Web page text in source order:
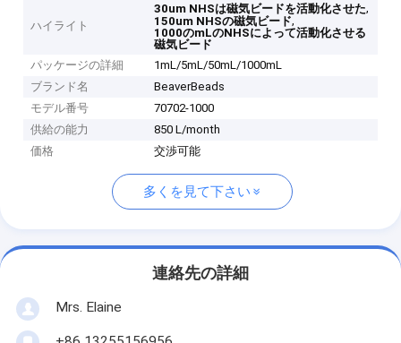
ハイライト
30um NHSは磁気ビードを活動化させた,
150um NHSの磁気ビード,
1000のmLのNHSによって活動化させる
磁気ビード
パッケージの詳細
1mL/5mL/50mL/1000mL
ブランド名
BeaverBeads
モデル番号
70702-1000
供給の能力
850 L/month
価格
交渉可能
多くを見て下さい
連絡先の詳細
Mrs. Elaine